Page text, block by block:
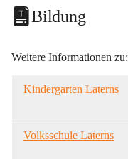
Bildung
Weitere Informationen zu:
Kindergarten Laterns
Volksschule Laterns